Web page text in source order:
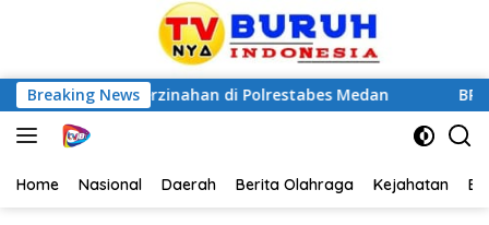
Breaking News
Perzinahan di Polrestabes Medan BPMP
Home Nasional Daerah Berita Olahraga Kejahatan